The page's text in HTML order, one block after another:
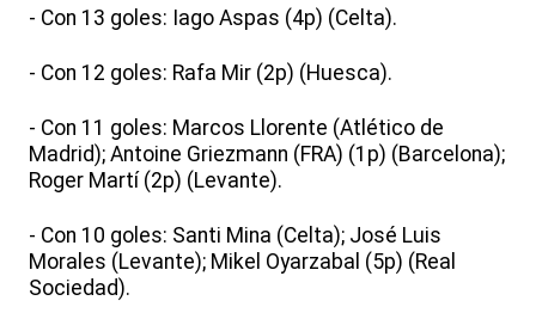
- Con 13 goles: Iago Aspas (4p) (Celta).
- Con 12 goles: Rafa Mir (2p) (Huesca).
- Con 11 goles: Marcos Llorente (Atlético de
Madrid); Antoine Griezmann (FRA) (1p) (Barcelona);
Roger Martí (2p) (Levante).
- Con 10 goles: Santi Mina (Celta); José Luis
Morales (Levante); Mikel Oyarzabal (5p) (Real
Sociedad).